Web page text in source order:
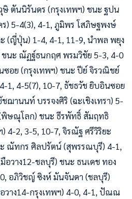
ตันนิรันดร (กรุงเทพฯ) ชนะ ฐปน
) 5-4(3), 4-1, ภูมิพร โสภิษฐพงษ์
(ญี่ปุ่น) 1-4, 4-1, 11-9, นำพล พยุง
ชนะ ณัฏฐ์ธนกฤศ พรมวิชัย 5-3, 4-0
ซอย (กรุงเทพฯ) ชนะ ปีย์ จิรวณิชย์
1, 4-5(7), 10-7, ธัชธวัช ยิบอินซอย
ฌานนท์ บรรจงศิริ (ฉะเชิงเทรา) 5-
ษณุโลก) ชนะ ธีรพัทธิ์ สัมฤทธิ
4-2, 3-5, 10-7, จิรณัฐ ศรีวิริยะ
ณัทกร ศิลปรัตน์ (สุพรรณบุรี) 4-1,
วาง12-ชลบุรี) ชนะ ธนเดช ทอง
อภิวิชญ์ ซิงห์ มันจันดา (ชลบุรี)
วาง14-กรุงเทพฯ) 4-0, 4-1, ปัณณ